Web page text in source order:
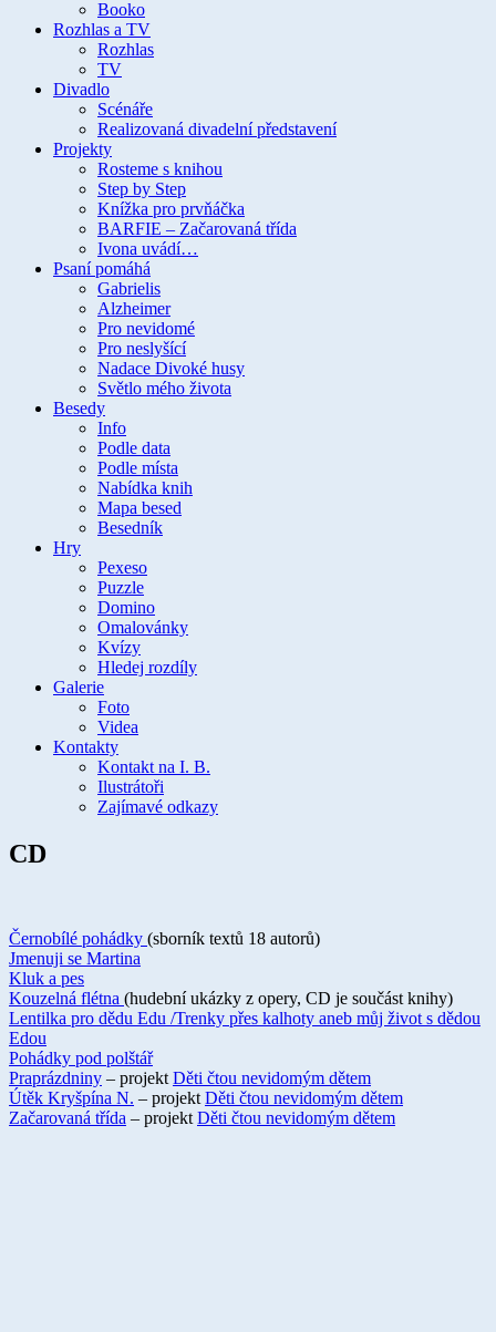
Booko
Rozhlas a TV
Rozhlas
TV
Divadlo
Scénáře
Realizovaná divadelní představení
Projekty
Rosteme s knihou
Step by Step
Knížka pro prvňáčka
BARFIE – Začarovaná třída
Ivona uvádí…
Psaní pomáhá
Gabrielis
Alzheimer
Pro nevidomé
Pro neslyšící
Nadace Divoké husy
Světlo mého života
Besedy
Info
Podle data
Podle místa
Nabídka knih
Mapa besed
Besedník
Hry
Pexeso
Puzzle
Domino
Omalovánky
Kvízy
Hledej rozdíly
Galerie
Foto
Videa
Kontakty
Kontakt na I. B.
Ilustrátoři
Zajímavé odkazy
CD
Černobílé pohádky (sborník textů 18 autorů)
Jmenuji se Martina
Kluk a pes
Kouzelná flétna (hudební ukázky z opery, CD je součást knihy)
Lentilka pro dědu Edu /Trenky přes kalhoty aneb můj život s dědou
Edou
Pohádky pod polštář
Praprázdniny – projekt Děti čtou nevidomým dětem
Útěk Kryšpína N. – projekt Děti čtou nevidomým dětem
Začarovaná třída – projekt Děti čtou nevidomým dětem